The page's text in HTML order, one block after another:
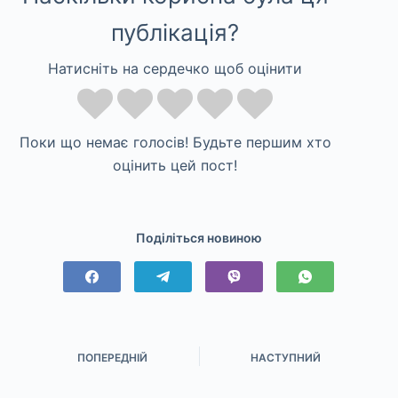
публікація?
Натисніть на сердечко щоб оцінити
Поки що немає голосів! Будьте першим хто
оцінить цей пост!
Поділіться новиною
ПОПЕРЕДНІЙ НАСТУПНИЙ